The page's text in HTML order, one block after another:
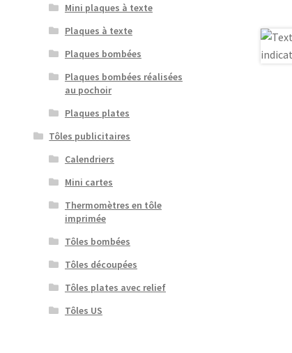
Mini plaques à texte
Plaques à texte
Plaques bombées
Plaques bombées réalisées
au pochoir
Plaques plates
Tôles publicitaires
Calendriers
Mini cartes
Thermomètres en tôle
imprimée
Tôles bombées
Tôles découpées
Tôles plates avec relief
Tôles US